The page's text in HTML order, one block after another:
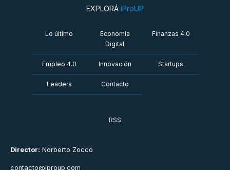
Director: Norberto Zocco
contacto@iproup.com
EXPLORÁ iProUP
Lo último
Economía
Digital
Finanzas 4.0
Empleo 4.0 Innovación Startups
Leaders Contacto
RSS